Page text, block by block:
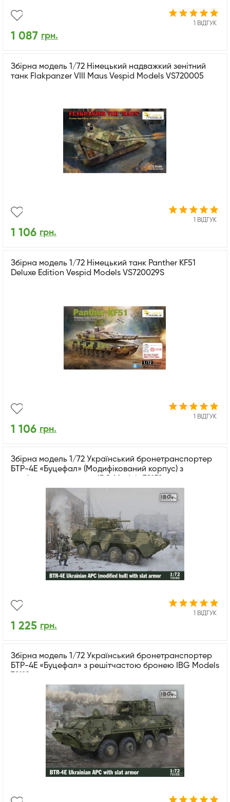
1 ВІДГУК
1 087 грн.
Збірна модель 1/72 Німецький надважкий зенітний
танк Flakpanzer VIII Maus Vespid Models VS720005
1 ВІДГУК
1 106 грн.
Збірна модель 1/72 Німецький танк Panther KF51
Deluxe Edition Vespid Models VS720029S
1 ВІДГУК
1 106 грн.
Збірна модель 1/72 Український бронетранспортер
БТР-4Е «Буцефал» (Модифікований корпус) з
1 ВІДГУК
1 225 грн.
Збірна модель 1/72 Український бронетранспортер
БТР-4Е «Буцефал» з решітчастою бронею IBG Models